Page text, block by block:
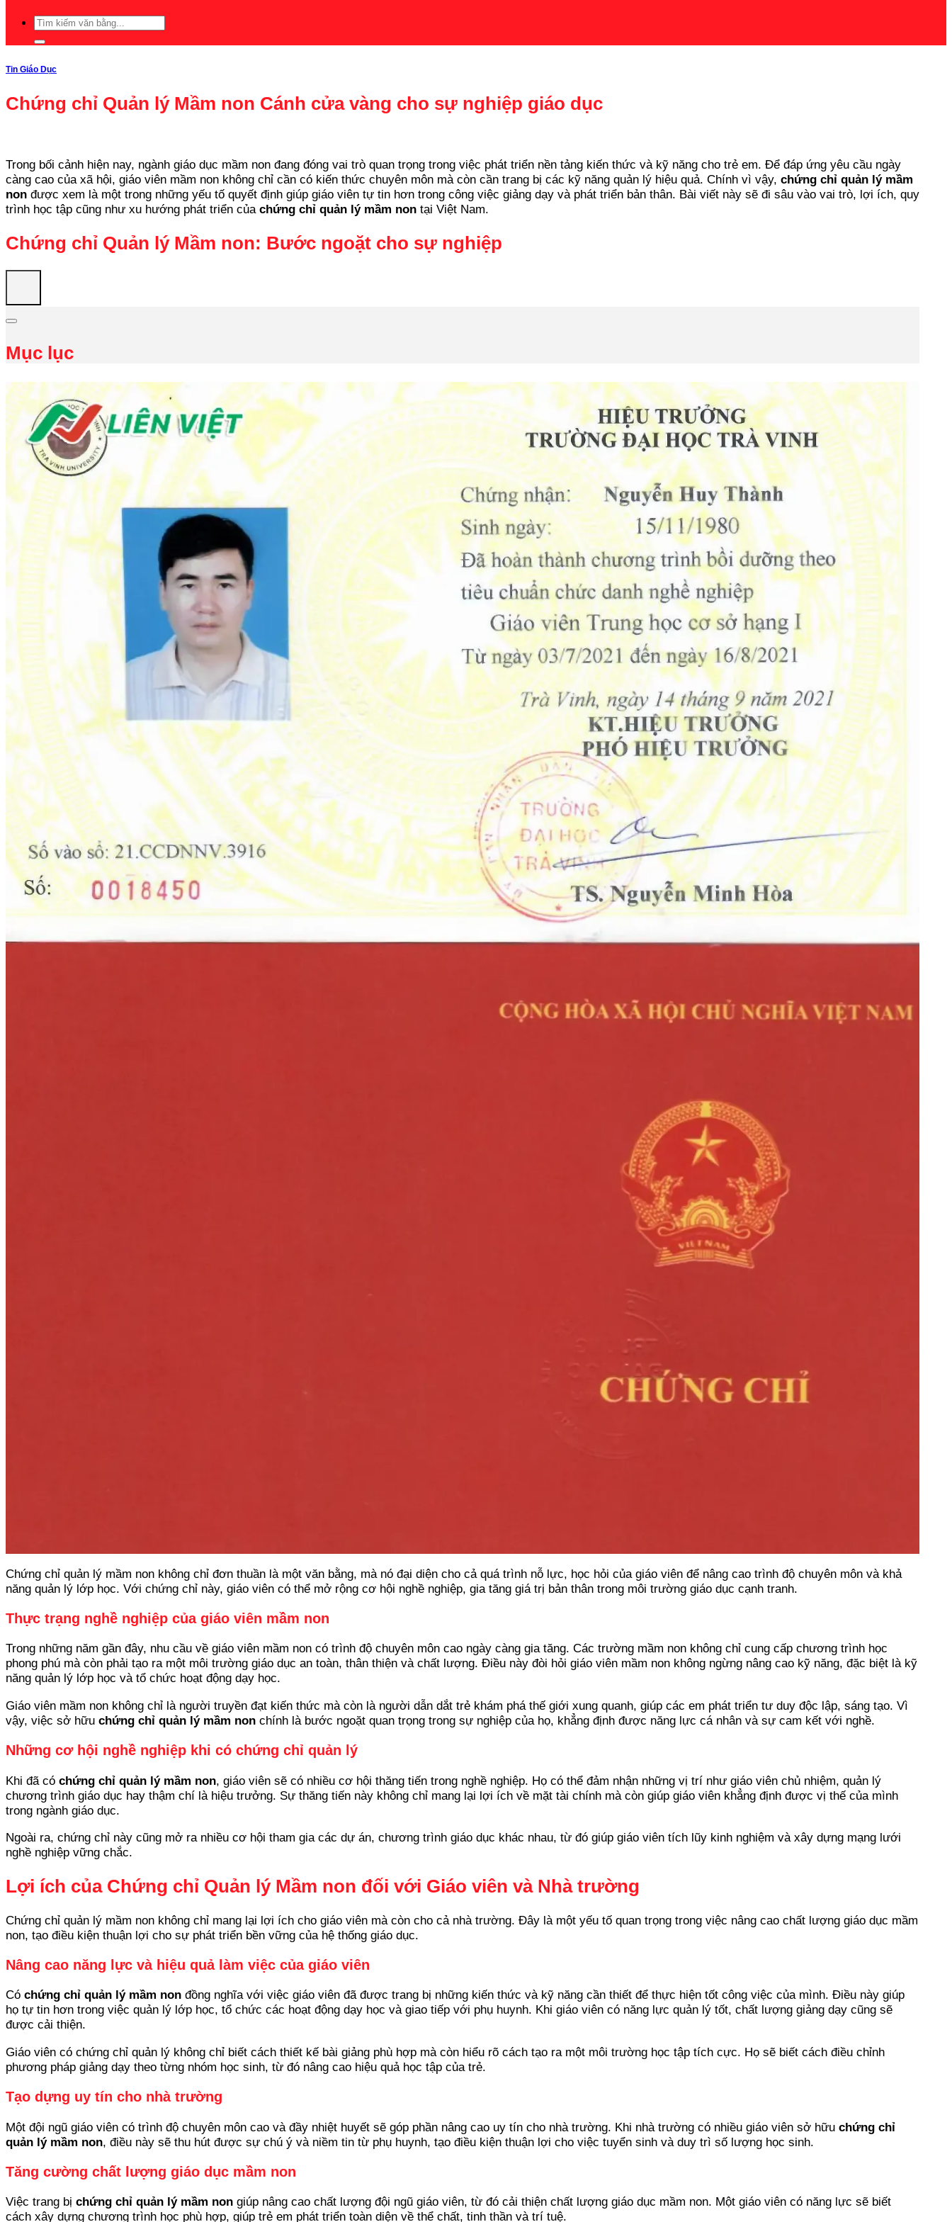
Tin Giáo Dục
Chứng chỉ Quản lý Mầm non Cánh cửa vàng cho sự nghiệp giáo dục
Trong bối cảnh hiện nay, ngành giáo dục mầm non đang đóng vai trò quan trọng trong việc phát triển nền tảng kiến thức và kỹ năng cho trẻ em. Để đáp ứng yêu cầu ngày
càng cao của xã hội, giáo viên mầm non không chỉ cần có kiến thức chuyên môn mà còn cần trang bị các kỹ năng quản lý hiệu quả. Chính vì vậy, chứng chỉ quản lý mầm
non được xem là một trong những yếu tố quyết định giúp giáo viên tự tin hơn trong công việc giảng dạy và phát triển bản thân. Bài viết này sẽ đi sâu vào vai trò, lợi ích, quy
trình học tập cũng như xu hướng phát triển của chứng chỉ quản lý mầm non tại Việt Nam.
Chứng chỉ Quản lý Mầm non: Bước ngoặt cho sự nghiệp
Mục lục
Chứng chỉ quản lý mầm non không chỉ đơn thuần là một văn bằng, mà nó đại diện cho cả quá trình nỗ lực, học hỏi của giáo viên để nâng cao trình độ chuyên môn và khả
năng quản lý lớp học. Với chứng chỉ này, giáo viên có thể mở rộng cơ hội nghề nghiệp, gia tăng giá trị bản thân trong môi trường giáo dục cạnh tranh.
Thực trạng nghề nghiệp của giáo viên mầm non
Trong những năm gần đây, nhu cầu về giáo viên mầm non có trình độ chuyên môn cao ngày càng gia tăng. Các trường mầm non không chỉ cung cấp chương trình học
phong phú mà còn phải tạo ra một môi trường giáo dục an toàn, thân thiện và chất lượng. Điều này đòi hỏi giáo viên mầm non không ngừng nâng cao kỹ năng, đặc biệt là kỹ
năng quản lý lớp học và tổ chức hoạt động dạy học.
Giáo viên mầm non không chỉ là người truyền đạt kiến thức mà còn là người dẫn dắt trẻ khám phá thế giới xung quanh, giúp các em phát triển tư duy độc lập, sáng tạo. Vì
vậy, việc sở hữu chứng chỉ quản lý mầm non chính là bước ngoặt quan trọng trong sự nghiệp của họ, khẳng định được năng lực cá nhân và sự cam kết với nghề.
Những cơ hội nghề nghiệp khi có chứng chỉ quản lý
Khi đã có chứng chỉ quản lý mầm non, giáo viên sẽ có nhiều cơ hội thăng tiến trong nghề nghiệp. Họ có thể đảm nhận những vị trí như giáo viên chủ nhiệm, quản lý
chương trình giáo dục hay thậm chí là hiệu trưởng. Sự thăng tiến này không chỉ mang lại lợi ích về mặt tài chính mà còn giúp giáo viên khẳng định được vị thế của mình
trong ngành giáo dục.
Ngoài ra, chứng chỉ này cũng mở ra nhiều cơ hội tham gia các dự án, chương trình giáo dục khác nhau, từ đó giúp giáo viên tích lũy kinh nghiệm và xây dựng mạng lưới
nghề nghiệp vững chắc.
Lợi ích của Chứng chỉ Quản lý Mầm non đối với Giáo viên và Nhà trường
Chứng chỉ quản lý mầm non không chỉ mang lại lợi ích cho giáo viên mà còn cho cả nhà trường. Đây là một yếu tố quan trọng trong việc nâng cao chất lượng giáo dục mầm
non, tạo điều kiện thuận lợi cho sự phát triển bền vững của hệ thống giáo dục.
Nâng cao năng lực và hiệu quả làm việc của giáo viên
Có chứng chỉ quản lý mầm non đồng nghĩa với việc giáo viên đã được trang bị những kiến thức và kỹ năng cần thiết để thực hiện tốt công việc của mình. Điều này giúp
họ tự tin hơn trong việc quản lý lớp học, tổ chức các hoạt động dạy học và giao tiếp với phụ huynh. Khi giáo viên có năng lực quản lý tốt, chất lượng giảng dạy cũng sẽ
được cải thiện.
Giáo viên có chứng chỉ quản lý không chỉ biết cách thiết kế bài giảng phù hợp mà còn hiểu rõ cách tạo ra một môi trường học tập tích cực. Họ sẽ biết cách điều chỉnh
phương pháp giảng dạy theo từng nhóm học sinh, từ đó nâng cao hiệu quả học tập của trẻ.
Tạo dựng uy tín cho nhà trường
Một đội ngũ giáo viên có trình độ chuyên môn cao và đầy nhiệt huyết sẽ góp phần nâng cao uy tín cho nhà trường. Khi nhà trường có nhiều giáo viên sở hữu chứng chỉ
quản lý mầm non, điều này sẽ thu hút được sự chú ý và niềm tin từ phụ huynh, tạo điều kiện thuận lợi cho việc tuyển sinh và duy trì số lượng học sinh.
Tăng cường chất lượng giáo dục mầm non
Việc trang bị chứng chỉ quản lý mầm non giúp nâng cao chất lượng đội ngũ giáo viên, từ đó cải thiện chất lượng giáo dục mầm non. Một giáo viên có năng lực sẽ biết
cách xây dựng chương trình học phù hợp, giúp trẻ em phát triển toàn diện về thể chất, tinh thần và trí tuệ.